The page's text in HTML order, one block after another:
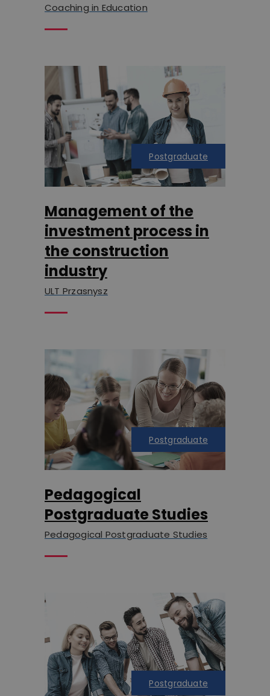
Coaching in Education
Postgraduate
Management of the
investment process in
the construction
industry
ULT Przasnysz
Postgraduate
Pedagogical
Postgraduate Studies
Pedagogical Postgraduate Studies
Postgraduate